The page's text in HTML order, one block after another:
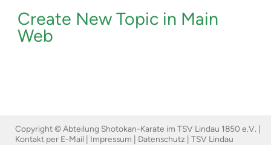
Create New Topic in Main
Web
Copyright © Abteilung Shotokan-Karate im TSV Lindau 1850 e.V. |
Kontakt per E-Mail
Impressum Datenschutz
TSV Lindau